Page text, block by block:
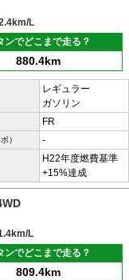
L
ンでどこまで走る？
880.4km
レギュラー
ガソリン
FR
） -
H22年度燃費基準
+15%達成
L
ンでどこまで走る？
809.4km